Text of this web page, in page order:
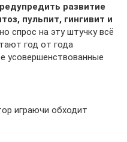
развитие
пульпит, гингивит и
спрос на эту штучку всё
год от года
усовершенствованные
играючи обходит